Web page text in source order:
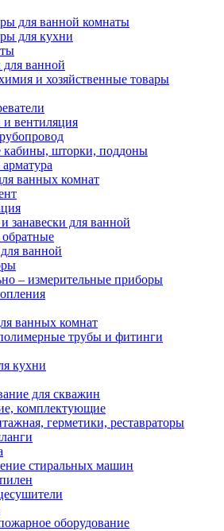
для ванной комнаты
для кухни
ванной
и хозяйственные товары
вентиляция
шторки, поддоны
ванных комнат
занавески для ванной
ванной
– измерительные приборы
ванных комнат
трубы и фитинги
кухни
для скважин
комплектующие
герметики, реставраторы
стиральных машин
оборудование